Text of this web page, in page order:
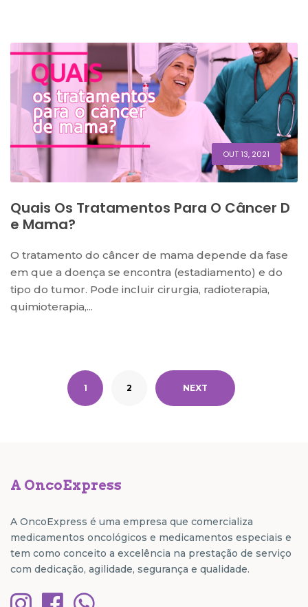
OUT 13, 2021
Quais Os Tratamentos Para O Câncer D
E Mama?
O tratamento do câncer de mama depende da fase
em que a doença se encontra (estadiamento) e do
tipo do tumor. Pode incluir cirurgia, radioterapia,
quimioterapia,...
1 2 NEXT
A OncoExpress
A OncoExpress é uma empresa que comercializa
medicamentos oncológicos e medicamentos especiais e
tem como conceito a excelência na prestação de serviço
com dedicação, agilidade, segurança e qualidade.